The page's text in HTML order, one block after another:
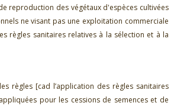
reproduction des végétaux d'espèces cultivées
ne visant pas une exploitation commerciale
règles sanitaires relatives à la sélection et à la
règles [cad l’application des règles sanitaires
pour les cessions de semences et de